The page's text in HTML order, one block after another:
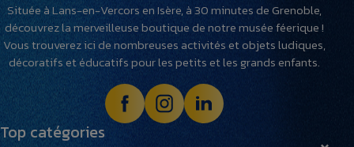
Située à Lans-en-Vercors en Isère, à 30 minutes de Grenoble,
découvrez la merveilleuse boutique de notre musée féerique !
Vous trouverez ici de nombreuses activités et objets ludiques,
décoratifs et éducatifs pour les petits et les grands enfants.
Top catégories